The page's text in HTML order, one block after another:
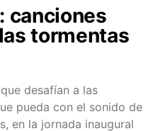
canciones
tormentas
desafían a las
pueda con el sonido de
en la jornada inaugural